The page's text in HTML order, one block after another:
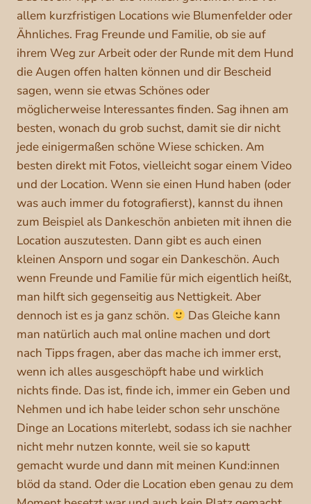
allem kurzfristigen Locations wie Blumenfelder oder
Ähnliches. Frag Freunde und Familie, ob sie auf
ihrem Weg zur Arbeit oder der Runde mit dem Hund
die Augen offen halten können und dir Bescheid
sagen, wenn sie etwas Schönes oder
möglicherweise Interessantes finden. Sag ihnen am
besten, wonach du grob suchst, damit sie dir nicht
jede einigermaßen schöne Wiese schicken. Am
besten direkt mit Fotos, vielleicht sogar einem Video
und der Location. Wenn sie einen Hund haben (oder
was auch immer du fotografierst), kannst du ihnen
zum Beispiel als Dankeschön anbieten mit ihnen die
Location auszutesten. Dann gibt es auch einen
kleinen Ansporn und sogar ein Dankeschön. Auch
wenn Freunde und Familie für mich eigentlich heißt,
man hilft sich gegenseitig aus Nettigkeit. Aber
dennoch ist es ja ganz schön.
Das Gleiche kann
man natürlich auch mal online machen und dort
nach Tipps fragen, aber das mache ich immer erst,
wenn ich alles ausgeschöpft habe und wirklich
nichts finde. Das ist, finde ich, immer ein Geben und
Nehmen und ich habe leider schon sehr unschöne
Dinge an Locations miterlebt, sodass ich sie nachher
nicht mehr nutzen konnte, weil sie so kaputt
gemacht wurde und dann mit meinen Kund:innen
blöd da stand. Oder die Location eben genau zu dem